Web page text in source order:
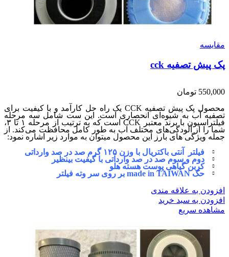
مقایسه
پک پیش تصفیه cck
550,000 تومان
محصول پک پیش تصفیه CCK یک راه حل کارآمد و با کیفیت برای
تصفیه آب به شیوه‌ای انحصاری است. این ست شامل سه مرحله
فیلتراسیون با برند معتبر CCK است که به ترتیب از مرحله ۱ تا ۳،
شما را از آلودگی‌های مختلف آب به طور کامل محافظت می‌کند. از
جمله ویژگی های بارز این محصول میتوان به موارد زیر اشاره نمود:
فیلتر آنتی باکتریال با وزن ۱۲۵ گرم صد در صد وارداتی
دوم و سوم صد در صد وارداتی با کیفیت بینظیر
کربن گیاهی پوست هسته هلو
حک made in TAIWAN بر روی سر وته فیلتر
افزودن به علاقه مندی
افزودن به سبد خرید
مشاهده سریع